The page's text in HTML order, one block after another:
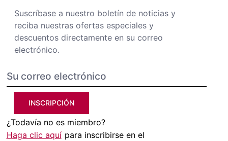
Suscríbase a nuestro boletín de noticias y
reciba nuestras ofertas especiales y
descuentos directamente en su correo
electrónico.
INSCRIPCIÓN
¿Todavía no es miembro?
Haga clic aquí para inscribirse en el